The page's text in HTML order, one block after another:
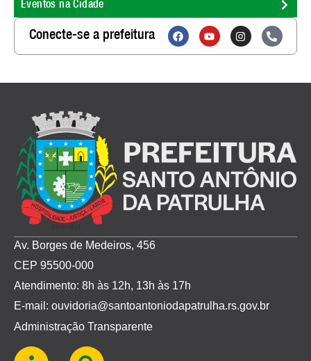
Eventos na Cidade
Conecte-se a prefeitura
Av. Borges de Medeiros, 456
CEP 95500-000
Atendimento: 8h às 12h, 13h às 17h
E-mail: ouvidoria@santoantoniodapatrulha.rs.gov.br
Administração Transparente